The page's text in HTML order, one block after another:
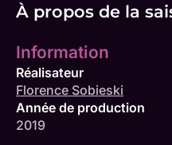
À propos de la
Information
Réalisateur
Florence Sobieski
Année de production
2019